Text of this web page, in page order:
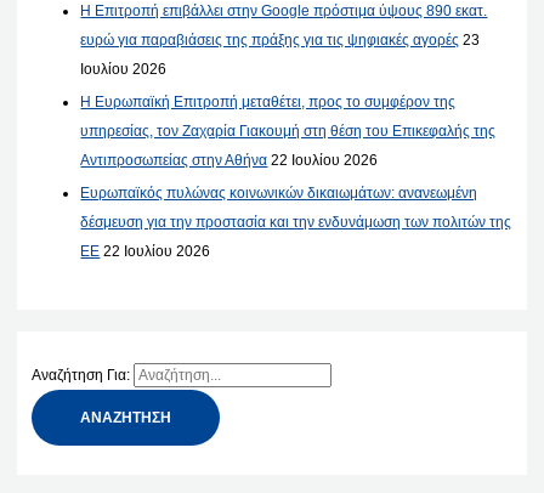
Η Επιτροπή επιβάλλει στην Google πρόστιμα ύψους 890 εκατ.
ευρώ για παραβιάσεις της πράξης για τις ψηφιακές αγορές 23
Ιουλίου 2026
Η Ευρωπαϊκή Επιτροπή μεταθέτει, προς το συμφέρον της
υπηρεσίας, τον Ζαχαρία Γιακουμή στη θέση του Επικεφαλής της
Αντιπροσωπείας στην Αθήνα 22 Ιουλίου 2026
Ευρωπαϊκός πυλώνας κοινωνικών δικαιωμάτων: ανανεωμένη
δέσμευση για την προστασία και την ενδυνάμωση των πολιτών της
ΕΕ 22 Ιουλίου 2026
Αναζήτηση Για: